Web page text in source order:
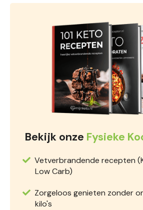
Bekijk onze Fysieke
Vetverbrandende recepten
Low Carb)
Zorgeloos genieten zonder
kilo's